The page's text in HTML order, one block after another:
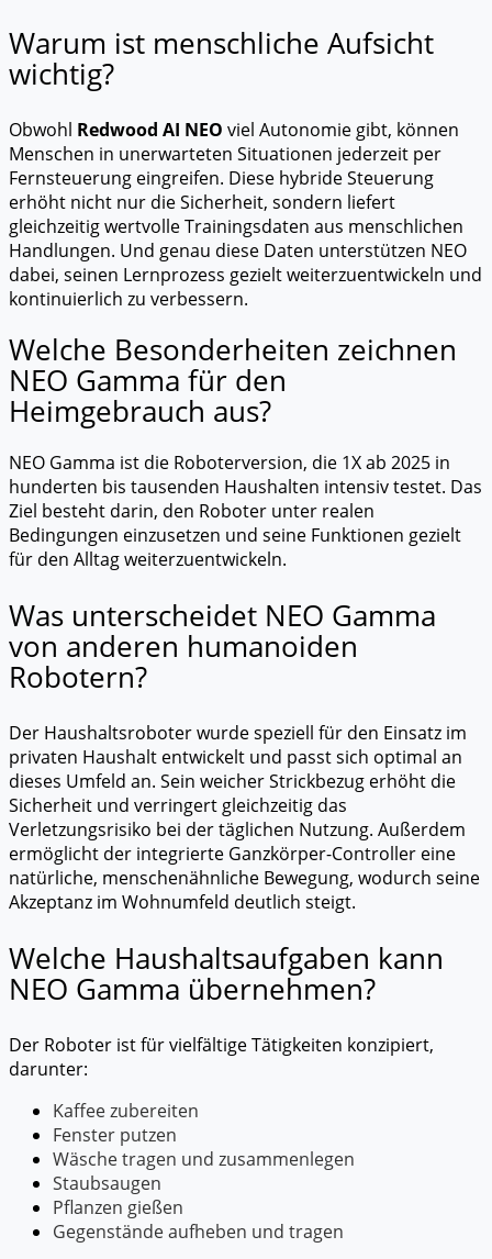
Warum ist menschliche Aufsicht
wichtig?
Obwohl Redwood AI NEO viel Autonomie gibt, können
Menschen in unerwarteten Situationen jederzeit per
Fernsteuerung eingreifen. Diese hybride Steuerung
erhöht nicht nur die Sicherheit, sondern liefert
gleichzeitig wertvolle Trainingsdaten aus menschlichen
Handlungen. Und genau diese Daten unterstützen NEO
dabei, seinen Lernprozess gezielt weiterzuentwickeln und
kontinuierlich zu verbessern.
Welche Besonderheiten zeichnen
NEO Gamma für den
Heimgebrauch aus?
NEO Gamma ist die Roboterversion, die 1X ab 2025 in
hunderten bis tausenden Haushalten intensiv testet. Das
Ziel besteht darin, den Roboter unter realen
Bedingungen einzusetzen und seine Funktionen gezielt
für den Alltag weiterzuentwickeln.
Was unterscheidet NEO Gamma
von anderen humanoiden
Robotern?
Der Haushaltsroboter wurde speziell für den Einsatz im
privaten Haushalt entwickelt und passt sich optimal an
dieses Umfeld an. Sein weicher Strickbezug erhöht die
Sicherheit und verringert gleichzeitig das
Verletzungsrisiko bei der täglichen Nutzung. Außerdem
ermöglicht der integrierte Ganzkörper-Controller eine
natürliche, menschenähnliche Bewegung, wodurch seine
Akzeptanz im Wohnumfeld deutlich steigt.
Welche Haushaltsaufgaben kann
NEO Gamma übernehmen?
Der Roboter ist für vielfältige Tätigkeiten konzipiert,
darunter:
Kaffee zubereiten
Fenster putzen
Wäsche tragen und zusammenlegen
Staubsaugen
Pflanzen gießen
Gegenstände aufheben und tragen